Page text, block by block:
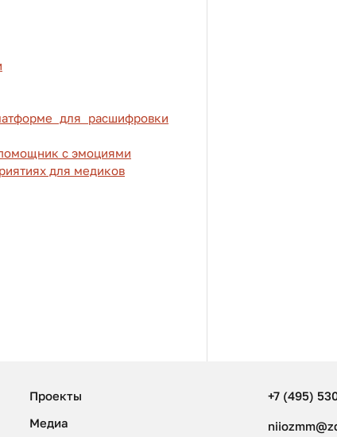
для расшифровки
с эмоциями
для медиков
+7 (495)
Проекты
Медиа